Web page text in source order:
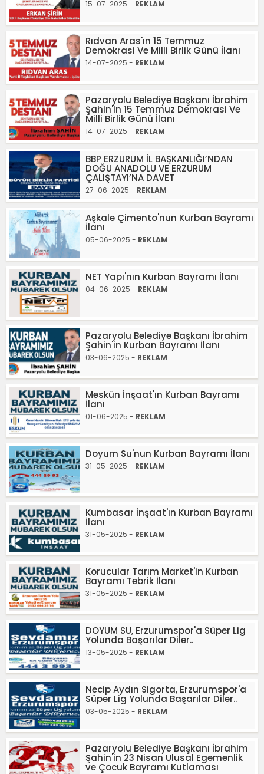
15-07-2025 - REKLAM
Rıdvan Aras'ın 15 Temmuz
Demokrasi Ve Milli Birlik Günü İlanı
14-07-2025 - REKLAM
Pazaryolu Belediye Başkanı İbrahim
Şahin'in 15 Temmuz Demokrasi Ve
Milli Birlik Günü İlanı
14-07-2025 - REKLAM
BBP ERZURUM İL BAŞKANLIĞI’NDAN
DOĞU ANADOLU VE ERZURUM
ÇALIŞTAYI’NA DAVET
27-06-2025 - REKLAM
Aşkale Çimento'nun Kurban Bayramı
İlanı
05-06-2025 - REKLAM
NET Yapı'nın Kurban Bayramı İlanı
04-06-2025 - REKLAM
Pazaryolu Belediye Başkanı İbrahim
Şahin'in Kurban Bayramı İlanı
03-06-2025 - REKLAM
Meskün İnşaat'ın Kurban Bayramı
İlanı
01-06-2025 - REKLAM
Doyum Su'nun Kurban Bayramı İlanı
31-05-2025 - REKLAM
Kumbasar İnşaat'ın Kurban Bayramı
İlanı
31-05-2025 - REKLAM
Korucular Tarım Market'in Kurban
Bayramı Tebrik İlanı
31-05-2025 - REKLAM
DOYUM SU, Erzurumspor'a Süper Lig
Yolunda Başarılar Diler..
13-05-2025 - REKLAM
Necip Aydın Sigorta, Erzurumspor'a
Süper Lig Yolunda Başarılar Diler..
03-05-2025 - REKLAM
Pazaryolu Belediye Başkanı İbrahim
Şahin'in 23 Nisan Ulusal Egemenlik
ve Çocuk Bayramı Kutlaması